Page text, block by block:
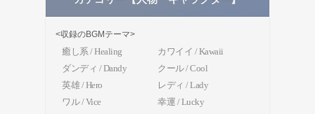
<収録のBGMテーマ>
癒し系 / Healing
カワイイ / Kawaii
ダンディ / Dandy
クール / Cool
英雄 / Hero
レディ / Lady
ワル / Vice
幸運 / Lucky